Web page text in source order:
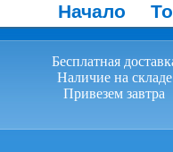
Начало
Бесплатная
Наличие на складе
Привезем завтра